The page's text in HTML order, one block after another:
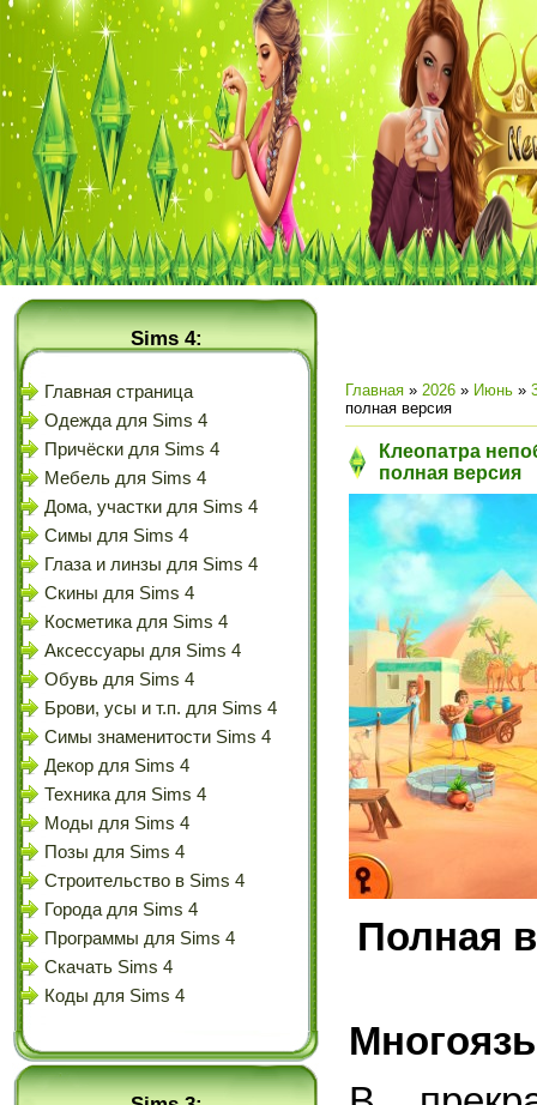
Sims 4:
Главная страница
Одежда для Sims 4
Причёски для Sims 4
Мебель для Sims 4
Дома, участки для Sims 4
Симы для Sims 4
Глаза и линзы для Sims 4
Скины для Sims 4
Косметика для Sims 4
Аксессуары для Sims 4
Обувь для Sims 4
Брови, усы и т.п. для Sims 4
Симы знаменитости Sims 4
Декор для Sims 4
Техника для Sims 4
Моды для Sims 4
Позы для Sims 4
Строительство в Sims 4
Города для Sims 4
Программы для Sims 4
Скачать Sims 4
Коды для Sims 4
Главная » 2026 » Июнь »
полная версия
Клеопатра
полная версия
Полная